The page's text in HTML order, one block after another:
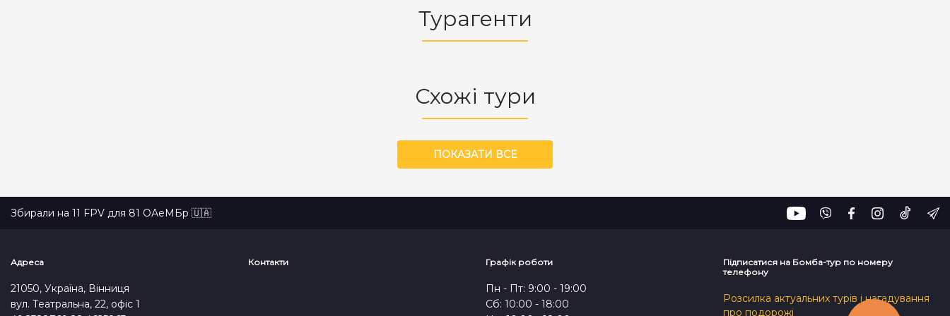
Турагенти
Схожі тури
ПОКАЗАТИ ВСЕ
Збирали на 11 FPV для 81 ОАеМБр 🇺🇦
Адреса
21050, Україна, Вінниця
вул. Театральна, 22, офіс 1
Контакти Графік роботи
Пн - Пт: 9:00 - 19:00
Сб: 10:00 - 18:00
Підписатися на Бомба-тур по номеру
телефону
Розсилка актуальних турів і нагадування
про подорожі